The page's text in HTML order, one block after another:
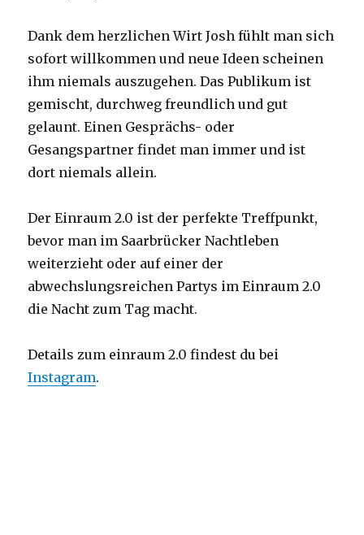
Dank dem herzlichen Wirt Josh fühlt man sich
sofort willkommen und neue Ideen scheinen
ihm niemals auszugehen. Das Publikum ist
gemischt, durchweg freundlich und gut
gelaunt. Einen Gesprächs- oder
Gesangspartner findet man immer und ist
dort niemals allein.
Der Einraum 2.0 ist der perfekte Treffpunkt,
bevor man im Saarbrücker Nachtleben
weiterzieht oder auf einer der
abwechslungsreichen Partys im Einraum 2.0
die Nacht zum Tag macht.
Details zum einraum 2.0 findest du bei
Instagram.